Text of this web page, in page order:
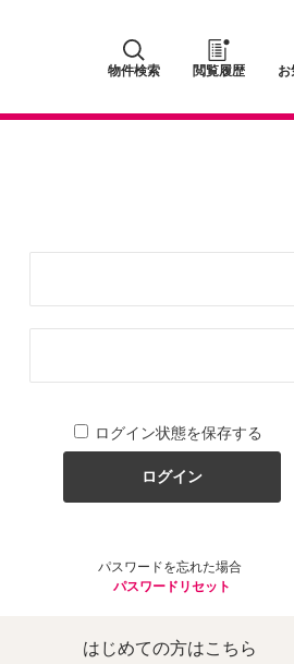
物件検索 閲覧履歴 お
ログイン状態を保存する
パスワードを忘れた場合
パスワードリセット
はじめての方はこちら